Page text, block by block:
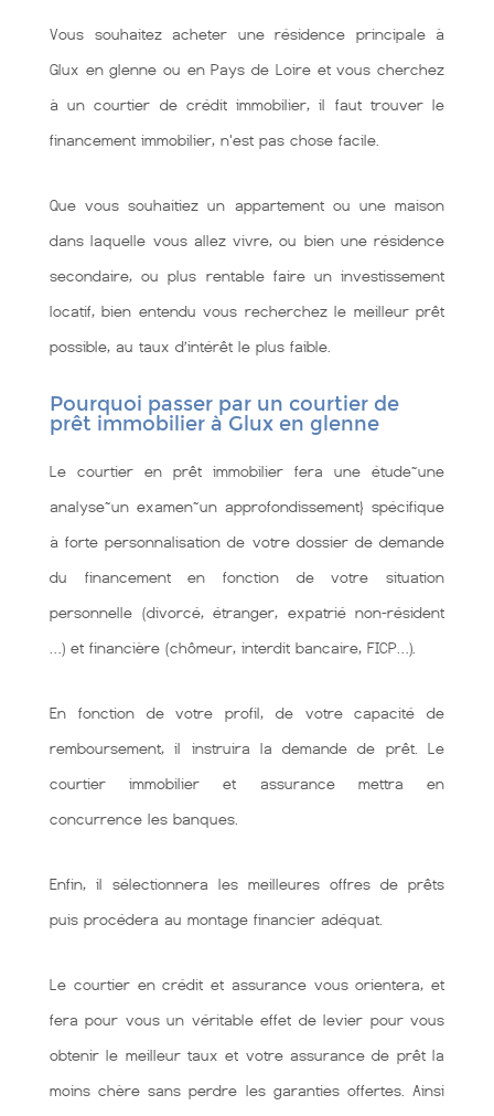
Vous souhaitez acheter une résidence principale à
Glux en glenne ou en Pays de Loire et vous cherchez
à un courtier de crédit immobilier, il faut trouver le
financement immobilier, n'est pas chose facile.
Que vous souhaitiez un appartement ou une maison
dans laquelle vous allez vivre, ou bien une résidence
secondaire, ou plus rentable faire un investissement
locatif, bien entendu vous recherchez le meilleur prêt
possible, au taux d’intérêt le plus faible.
Pourquoi passer par un courtier de
prêt immobilier à Glux en glenne
Le courtier en prêt immobilier fera une étude~une
analyse~un examen~un approfondissement} spécifique
à forte personnalisation de votre dossier de demande
du financement en fonction de votre situation
personnelle (divorcé, étranger, expatrié non-résident
…) et financière (chômeur, interdit bancaire, FICP…).
En fonction de votre profil, de votre capacité de
remboursement, il instruira la demande de prêt. Le
courtier immobilier et assurance mettra en
concurrence les banques.
Enfin, il sélectionnera les meilleures offres de prêts
puis procédera au montage financier adéquat.
Le courtier en crédit et assurance vous orientera, et
fera pour vous un véritable effet de levier pour vous
obtenir le meilleur taux et votre assurance de prêt la
moins chère sans perdre les garanties offertes. Ainsi